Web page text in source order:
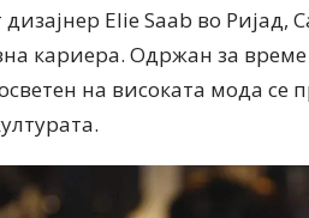
Elie Saab во Ријад,
кариера. Одржан за
на високата мода се